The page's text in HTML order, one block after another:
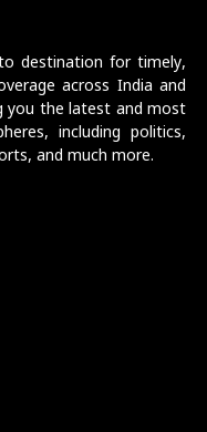
destination for timely,
across India and
you the latest and most
including politics,
and much more.